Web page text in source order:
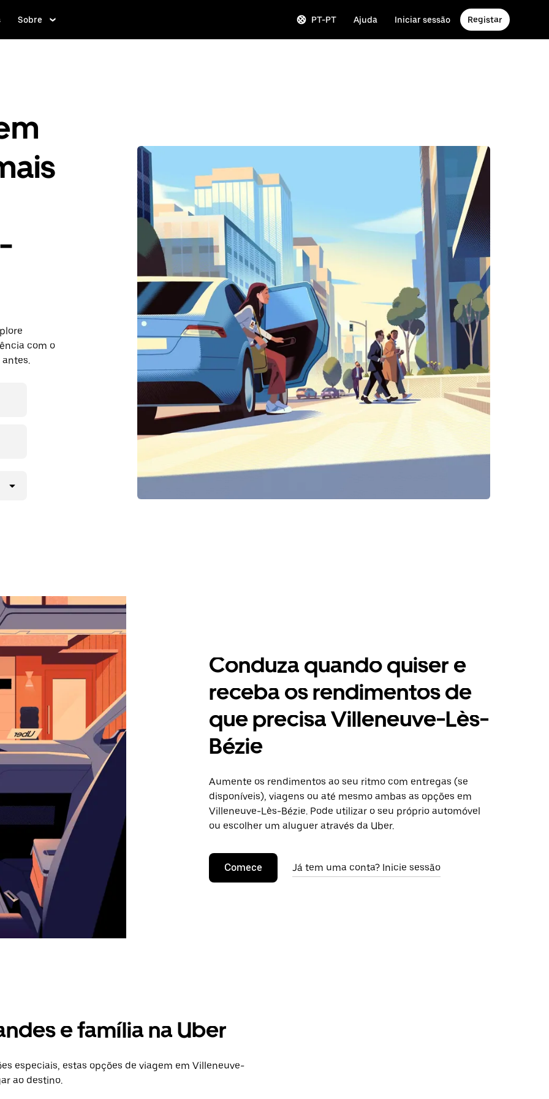
Sobre PT-PT Ajuda Iniciar sessão Registar
com o
Conduza quando quiser e
receba os rendimentos de
que precisa Villeneuve-Lès-
Bézie
Aumente os rendimentos ao seu ritmo com entregas (se
disponíveis), viagens ou até mesmo ambas as opções em
Villeneuve-Lès-Bézie. Pode utilizar o seu próprio automóvel
ou escolher um aluguer através da Uber.
Comece Já tem uma conta? Inicie sessão
e família na Uber
especiais, estas opções de viagem em Villeneuve-
ao destino.